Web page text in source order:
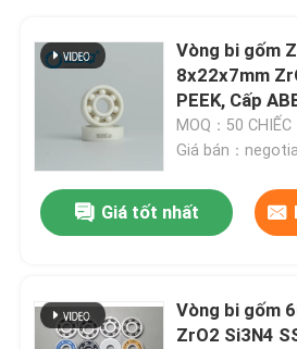
Vòng bi gốm
8x22x7mm
PEEK, Cấp
MOQ：50 CHIẾC
Giá bán：
Giá tốt nhất
Vòng bi gốm
ZrO2 Si3N4